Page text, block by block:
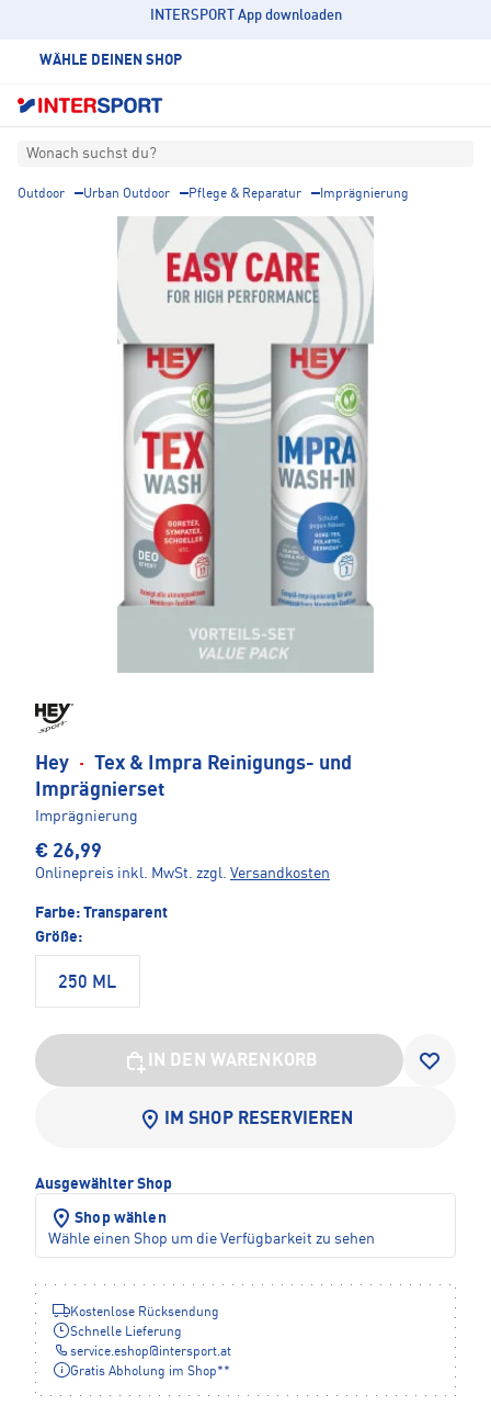
INTERSPORT App downloaden
WÄHLE DEINEN SHOP
Wonach suchst du?
Outdoor Urban Outdoor Pflege & Reparatur Imprägnierung
Hey · Tex & Impra Reinigungs- und
Imprägnierset
Imprägnierung
€ 26,99
Onlinepreis inkl. MwSt. zzgl. Versandkosten
Farbe: Transparent
Größe:
250 ML
IN DEN WARENKORB
IM SHOP RESERVIEREN
Ausgewählter Shop
Shop wählen
Wähle einen Shop um die Verfügbarkeit zu sehen
Kostenlose Rücksendung
Schnelle Lieferung
service.eshop@intersport.at
Gratis Abholung im Shop**